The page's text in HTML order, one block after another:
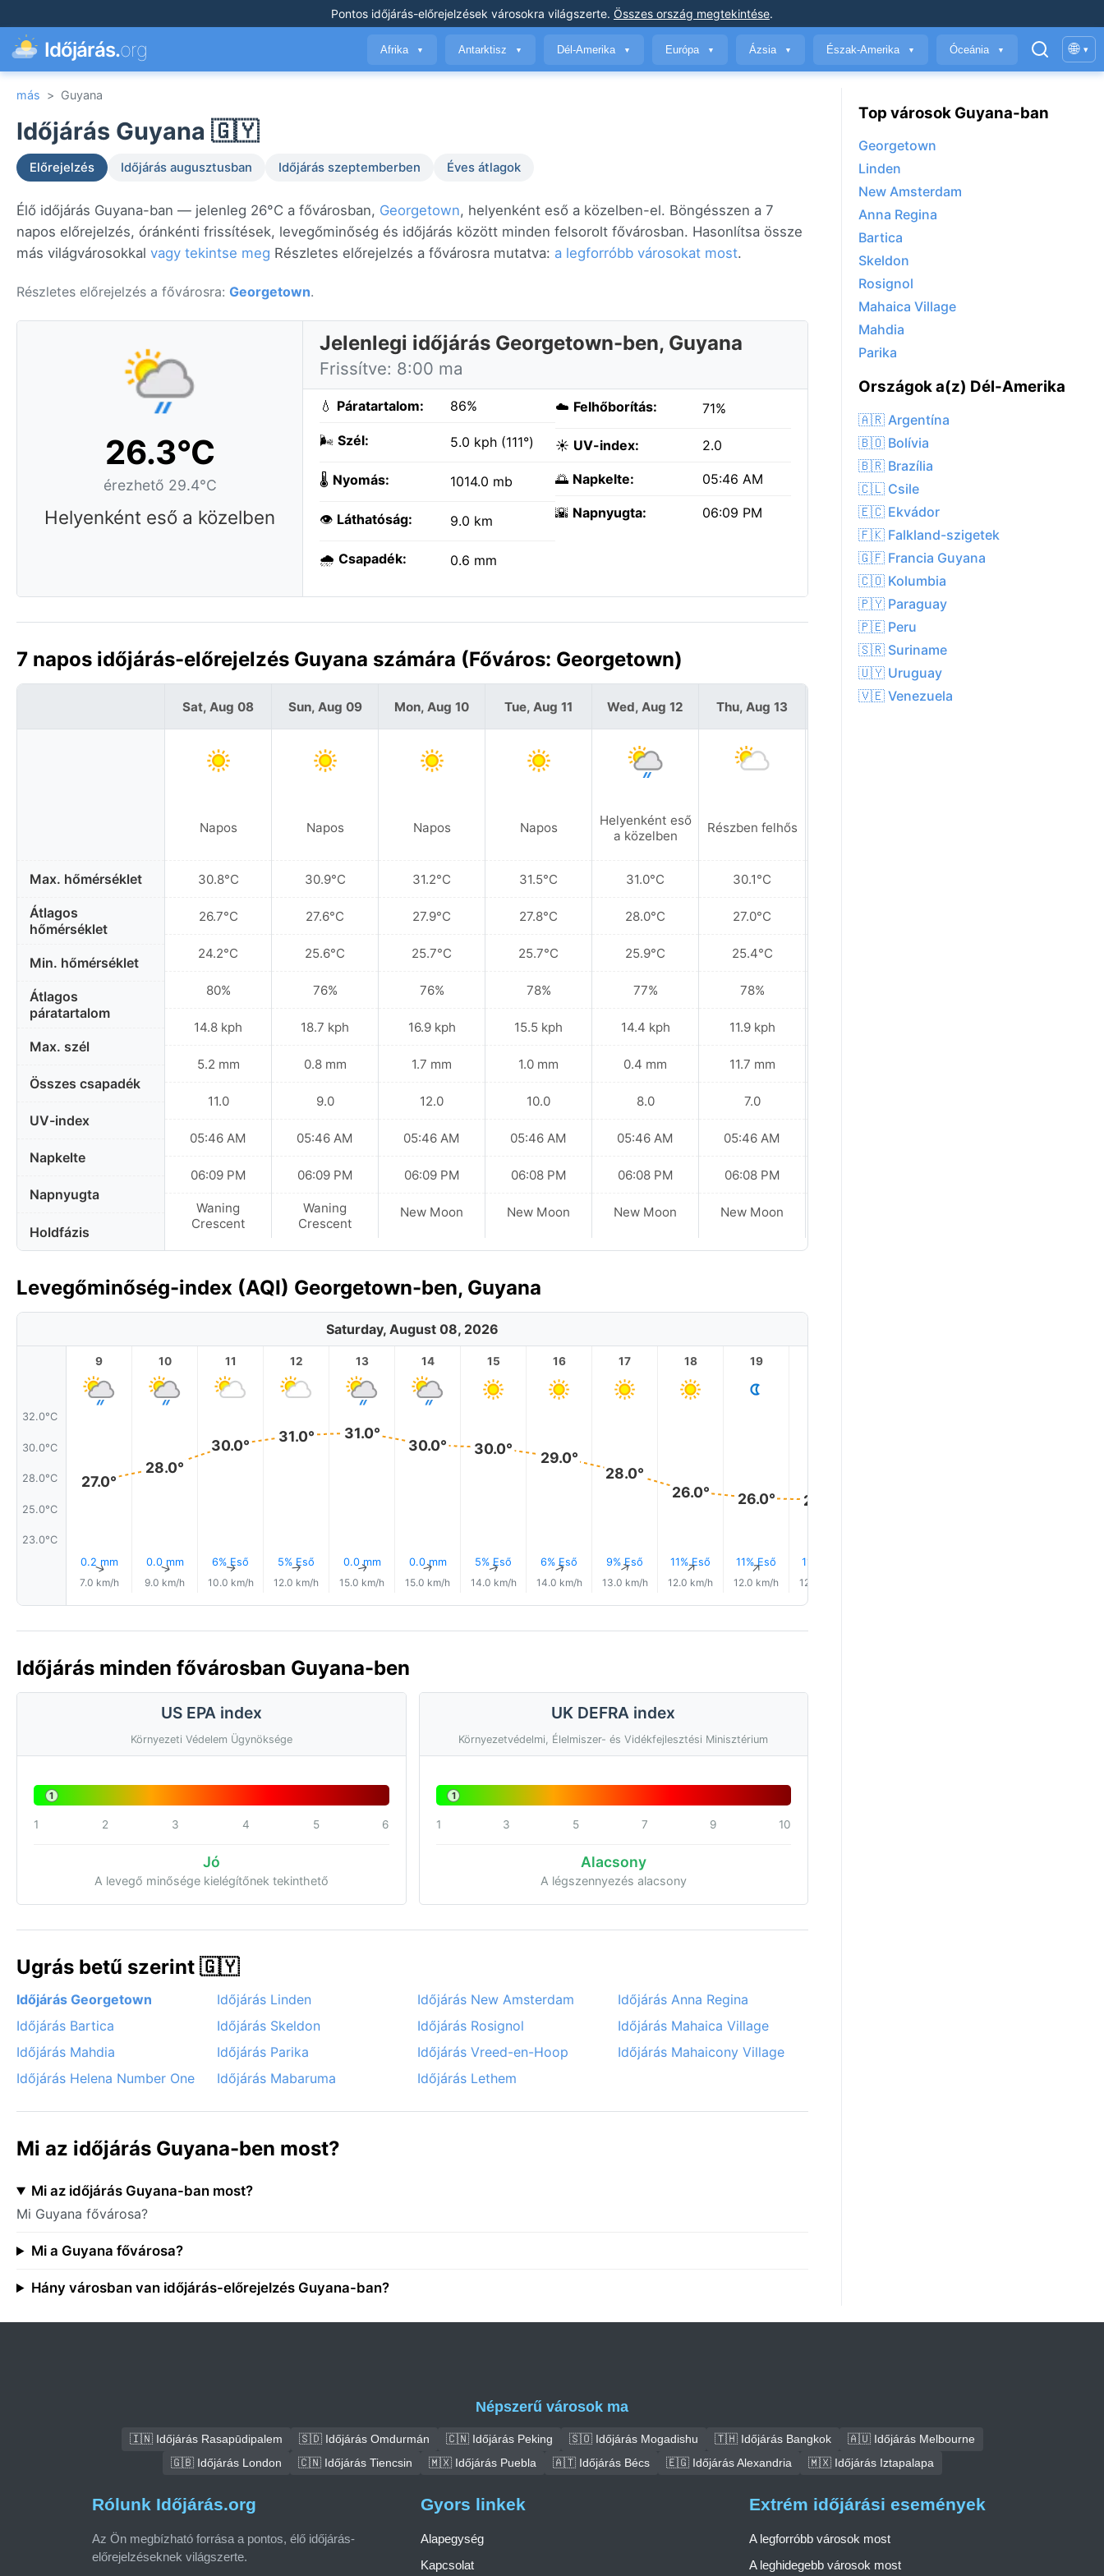
Pontos időjárás-előrejelzések városokra világszerte. Összes ország megtekintése.
Időjárás.org Afrika ▼ Antarktisz ▼ Dél-Amerika ▼ Európa ▼ Ázsia ▼ Észak-Amerika ▼ Óceánia ▼ 🌐 ▾
más > Guyana
Időjárás Guyana 🇬🇾
Előrejelzés Időjárás augusztusban Időjárás szeptemberben Éves átlagok
Élő időjárás Guyana-ban — jelenleg 26°C a fővárosban, Georgetown, helyenként eső a közelben-el. Böngésszen a 7
napos előrejelzés, óránkénti frissítések, levegőminőség és időjárás között minden felsorolt fővárosban. Hasonlítsa össze
más világvárosokkal vagy tekintse meg Részletes előrejelzés a fővárosra mutatva: a legforróbb városokat most.
Részletes előrejelzés a fővárosra: Georgetown.
26.3°C
érezhető 29.4°C
Helyenként eső a közelben
Jelenlegi időjárás Georgetown-ben, Guyana
Frissítve: 8:00 ma
💧 Páratartalom: 86%
🌬️ Szél: 5.0 kph (111°)
🌡️ Nyomás: 1014.0 mb
👁️ Láthatóság: 9.0 km
🌧️ Csapadék: 0.6 mm
☁️ Felhőborítás: 71%
☀️ UV-index: 2.0
🌅 Napkelte: 05:46 AM
🌇 Napnyugta: 06:09 PM
7 napos időjárás-előrejelzés Guyana számára (Főváros: Georgetown)
Max. hőmérséklet
Átlagos
hőmérséklet
Min. hőmérséklet
Átlagos
páratartalom
Max. szél
Összes csapadék
UV-index
Napkelte
Napnyugta
Holdfázis
Sat, Aug 08
Napos
30.8°C
26.7°C
24.2°C
80%
14.8 kph
5.2 mm
11.0
05:46 AM
06:09 PM
Waning
Crescent
Sun, Aug 09
Napos
30.9°C
27.6°C
25.6°C
76%
18.7 kph
0.8 mm
9.0
05:46 AM
06:09 PM
Waning
Crescent
Mon, Aug 10
Napos
31.2°C
27.9°C
25.7°C
76%
16.9 kph
1.7 mm
12.0
05:46 AM
06:09 PM
New Moon
Tue, Aug 11
Napos
31.5°C
27.8°C
25.7°C
78%
15.5 kph
1.0 mm
10.0
05:46 AM
06:08 PM
New Moon
Wed, Aug 12
Helyenként eső
a közelben
31.0°C
28.0°C
25.9°C
77%
14.4 kph
0.4 mm
8.0
05:46 AM
06:08 PM
New Moon
Thu, Aug 13
Részben felhős
30.1°C
27.0°C
25.4°C
78%
11.9 kph
11.7 mm
7.0
05:46 AM
06:08 PM
New Moon
Fri, Aug 14
Levegőminőség-index (AQI) Georgetown-ben, Guyana
Saturday, August 08, 2026
32.0°C
30.0°C
28.0°C
25.0°C
23.0°C
9
27.0°
0.2 mm
↑
7.0 km/h
10
28.0°
0.0 mm
↑
9.0 km/h
11
30.0°
6% Eső
↑
10.0 km/h
12
31.0°
5% Eső
↑
12.0 km/h
13
31.0°
0.0 mm
↑
15.0 km/h
14
30.0°
0.0 mm
↑
15.0 km/h
15
30.0°
5% Eső
↑
14.0 km/h
16
29.0°
6% Eső
↑
14.0 km/h
17
28.0°
9% Eső
↑
13.0 km/h
18
26.0°
11% Eső
↑
12.0 km/h
19
26.0°
11% Eső
↑
12.0 km/h
26.0°
11% Eső
12.0 km/h
Időjárás minden fővárosban Guyana-ben
US EPA index
Környezeti Védelem Ügynöksége
1
1 2 3 4 5 6
Jó
A levegő minősége kielégítőnek tekinthető
UK DEFRA index
Környezetvédelmi, Élelmiszer- és Vidékfejlesztési Minisztérium
1
1 3 5 7 9 10
Alacsony
A légszennyezés alacsony
Ugrás betű szerint 🇬🇾
Időjárás Georgetown Időjárás Linden Időjárás New Amsterdam
Időjárás Anna Regina
Időjárás Bartica
Időjárás Skeldon Időjárás Rosignol
Időjárás Mahaica Village
Időjárás Mahdia
Időjárás Parika Időjárás Vreed-en-Hoop
Időjárás Mahaicony Village
Időjárás Helena Number One
Időjárás Mabaruma Időjárás Lethem
Mi az időjárás Guyana-ben most?
Mi az időjárás Guyana-ban most?
Mi Guyana fővárosa?
Mi a Guyana fővárosa?
Hány városban van időjárás-előrejelzés Guyana-ban?
Top városok Guyana-ban
Georgetown
Linden
New Amsterdam
Anna Regina
Bartica
Skeldon
Rosignol
Mahaica Village
Mahdia
Parika
Országok a(z) Dél-Amerika
🇦🇷 Argentína
🇧🇴 Bolívia
🇧🇷 Brazília
🇨🇱 Csile
🇪🇨 Ekvádor
🇫🇰 Falkland-szigetek
🇬🇫 Francia Guyana
🇨🇴 Kolumbia
🇵🇾 Paraguay
🇵🇪 Peru
🇸🇷 Suriname
🇺🇾 Uruguay
🇻🇪 Venezuela
Népszerű városok ma
🇮🇳 Időjárás Rasapūdipalem 🇸🇩 Időjárás Omdurmán 🇨🇳 Időjárás Peking 🇸🇴 Időjárás Mogadishu 🇹🇭 Időjárás Bangkok
🇦🇺 Időjárás Melbourne
🇬🇧 Időjárás London
🇨🇳 Időjárás Tiencsin 🇲🇽 Időjárás Puebla 🇦🇹 Időjárás Bécs 🇪🇬 Időjárás Alexandria 🇲🇽 Időjárás Iztapalapa
Rólunk Időjárás.org
Az Ön megbízható forrása a pontos, élő időjárás-
előrejelzéseknek világszerte.
Gyors linkek
Alapegység
Kapcsolat
Extrém időjárási események
A legforróbb városok most
A leghidegebb városok most